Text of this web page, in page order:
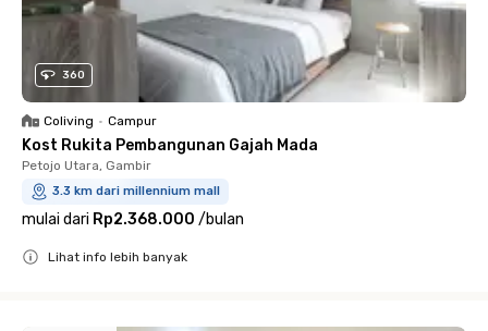
360
Coliving • Campur
Kost Rukita Pembangunan Gajah Mada
Petojo Utara, Gambir
3.3 km dari millennium mall
mulai dari Rp2.368.000 /bulan
Lihat info lebih banyak